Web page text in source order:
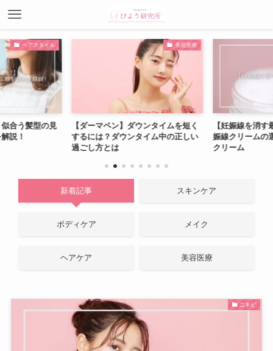
ヘアスタイル
合う髪型の見
説！
美容医療
【ダーマペン】ダウンタイムを短く
するには？ダウンタイム中の正しい
過ごし方とは
【妊娠線を消す
娠線クリームの
クリーム
新着記事 スキンケア
ボディケア メイク
ヘアケア 美容医療
ニキビ